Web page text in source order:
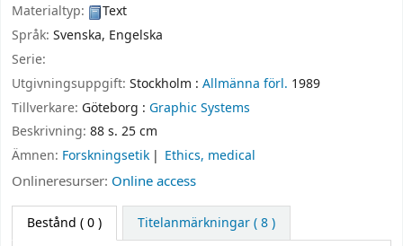
Materialtyp:
Text
Språk: Svenska, Engelska
Serie:
Utgivningsuppgift: Stockholm : Allmänna förl. 1989
Tillverkare: Göteborg : Graphic Systems
Beskrivning: 88 s. 25 cm
Ämnen: Forskningsetik Ethics, medical
Onlineresurser: Online access
Bestånd ( 0 ) Titelanmärkningar ( 8 )